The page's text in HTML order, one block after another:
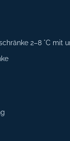
2–8 °C mit